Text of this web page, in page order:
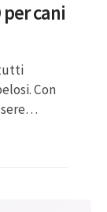
cani
Con